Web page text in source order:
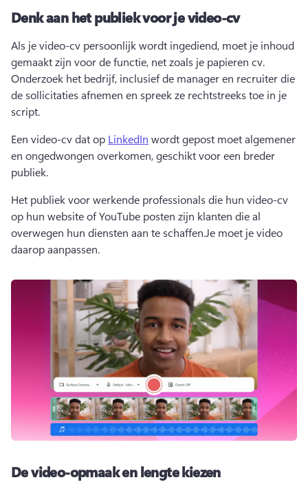
Denk aan het publiek voor je video-cv
Als je video-cv persoonlijk wordt ingediend, moet je inhoud
Onderzoek het bedrijf, inclusief de manager en recruiter die
de sollicitaties afnemen en spreek ze rechtstreeks toe in je
script.
Een video-cv dat op LinkedIn wordt gepost moet algemener
en ongedwongen overkomen, geschikt voor een breder
publiek.
Het publiek voor werkende professionals die hun video-cv
op hun website of YouTube posten zijn klanten die al
overwegen hun diensten aan te schaffen.Je moet je video
daarop aanpassen.
De video-opmaak en lengte kiezen